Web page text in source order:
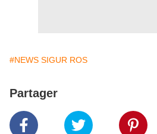
#NEWS SIGUR ROS
Partager